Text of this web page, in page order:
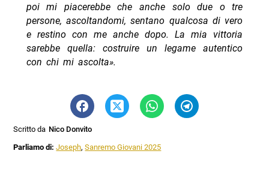
poi mi piacerebbe che anche solo due o tre
persone, ascoltandomi, sentano qualcosa di vero
e restino con me anche dopo. La mia vittoria
sarebbe quella: costruire un legame autentico
con chi mi ascolta».
Scritto da Nico Donvito
Parliamo di:Joseph,Sanremo Giovani 2025